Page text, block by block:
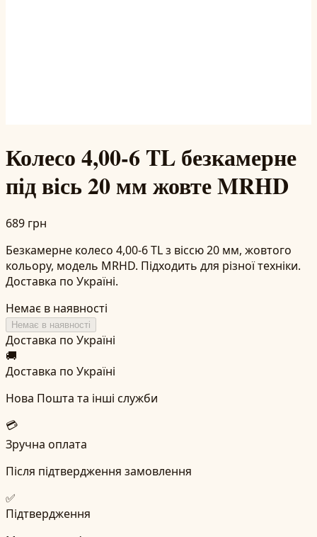
Колесо 4,00-6 TL безкамерне
під вісь 20 мм жовте MRHD
689 грн
Безкамерне колесо 4,00-6 TL з віссю 20 мм, жовтого
кольору, модель MRHD. Підходить для різної техніки.
Доставка по Україні.
Немає в наявності
Немає в наявності
Доставка по Україні
🚚
Доставка по Україні
Нова Пошта та інші служби
💳
Зручна оплата
Після підтвердження замовлення
✅
Підтвердження